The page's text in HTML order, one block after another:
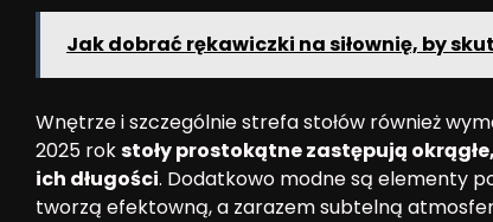
Jak dobrać rękawiczki na siłownię, by
Wnętrze i szczególnie strefa stołów również
2025 rokstoły prostokątne zastępują
ich długości. Dodatkowo modne są elementy
tworzą efektowną, a zarazem subtelną